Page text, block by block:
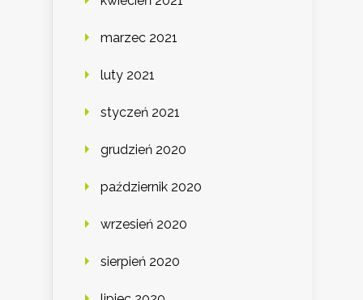
marzec 2021
luty 2021
styczeń 2021
grudzień 2020
październik 2020
wrzesień 2020
sierpień 2020